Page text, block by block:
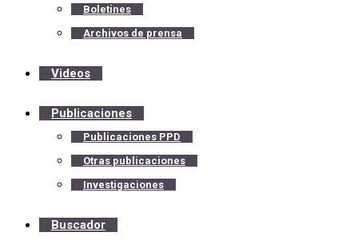
Boletines
Archivos de prensa
Videos
Publicaciones
Publicaciones PPD
Otras publicaciones
Investigaciones
Buscador